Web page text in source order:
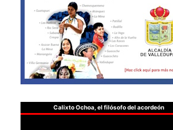
Calixto Ochoa, el filósofo del acordeón